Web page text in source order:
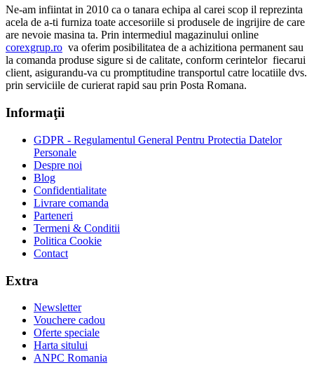
Ne-am infiintat in 2010 ca o tanara echipa al carei scop il reprezinta
acela de a-ti furniza toate accesoriile si produsele de ingrijire de care
are nevoie masina ta. Prin intermediul magazinului online
corexgrup.ro va oferim posibilitatea de a achizitiona permanent sau
la comanda produse sigure si de calitate, conform cerintelor fiecarui
client, asigurandu-va cu promptitudine transportul catre locatiile dvs.
prin serviciile de curierat rapid sau prin Posta Romana.
Informaţii
GDPR - Regulamentul General Pentru Protectia Datelor
Personale
Despre noi
Blog
Confidentialitate
Livrare comanda
Parteneri
Termeni & Conditii
Politica Cookie
Contact
Extra
Newsletter
Vouchere cadou
Oferte speciale
Harta sitului
ANPC Romania